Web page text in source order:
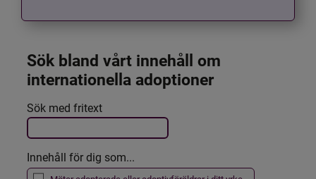
Sök bland vårt innehåll om
internationella adoptioner
Filtrera resultatet
Det här formuläret postas automatiskt
Sök med fritext
Innehåll för dig som...